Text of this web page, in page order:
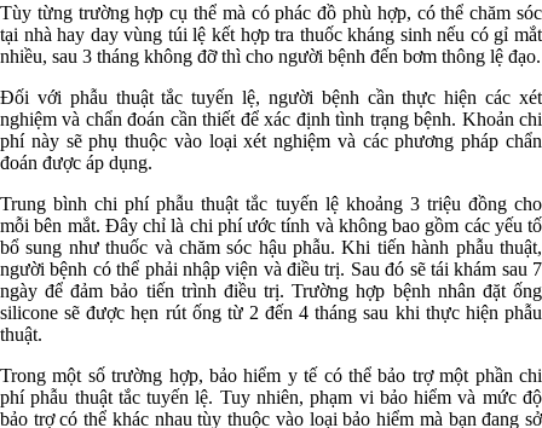
Tùy từng trường hợp cụ thể mà có phác đồ phù hợp, có thể chăm sóc
tại nhà hay day vùng túi lệ kết hợp tra thuốc kháng sinh nếu có gỉ mắt
nhiều, sau 3 tháng không đỡ thì cho người bệnh đến bơm thông lệ đạo.
Đối với phẫu thuật tắc tuyến lệ, người bệnh cần thực hiện các xét
nghiệm và chẩn đoán cần thiết để xác định tình trạng bệnh. Khoản chi
phí này sẽ phụ thuộc vào loại xét nghiệm và các phương pháp chẩn
đoán được áp dụng.
Trung bình chi phí phẫu thuật tắc tuyến lệ khoảng 3 triệu đồng cho
mỗi bên mắt. Đây chỉ là chi phí ước tính và không bao gồm các yếu tố
bổ sung như thuốc và chăm sóc hậu phẫu. Khi tiến hành phẫu thuật,
người bệnh có thể phải nhập viện và điều trị. Sau đó sẽ tái khám sau 7
ngày để đảm bảo tiến trình điều trị. Trường hợp bệnh nhân đặt ống
silicone sẽ được hẹn rút ống từ 2 đến 4 tháng sau khi thực hiện phẫu
thuật.
Trong một số trường hợp, bảo hiểm y tế có thể bảo trợ một phần chi
phí phẫu thuật tắc tuyến lệ. Tuy nhiên, phạm vi bảo hiểm và mức độ
bảo trợ có thể khác nhau tùy thuộc vào loại bảo hiểm mà bạn đang sở